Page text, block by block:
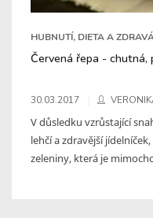
HUBNUTÍ, DIETA A
Červená řepa - chutná,
30.03.2017
V důsledku vzrůstající
lehčí a zdravější
zeleniny, která je